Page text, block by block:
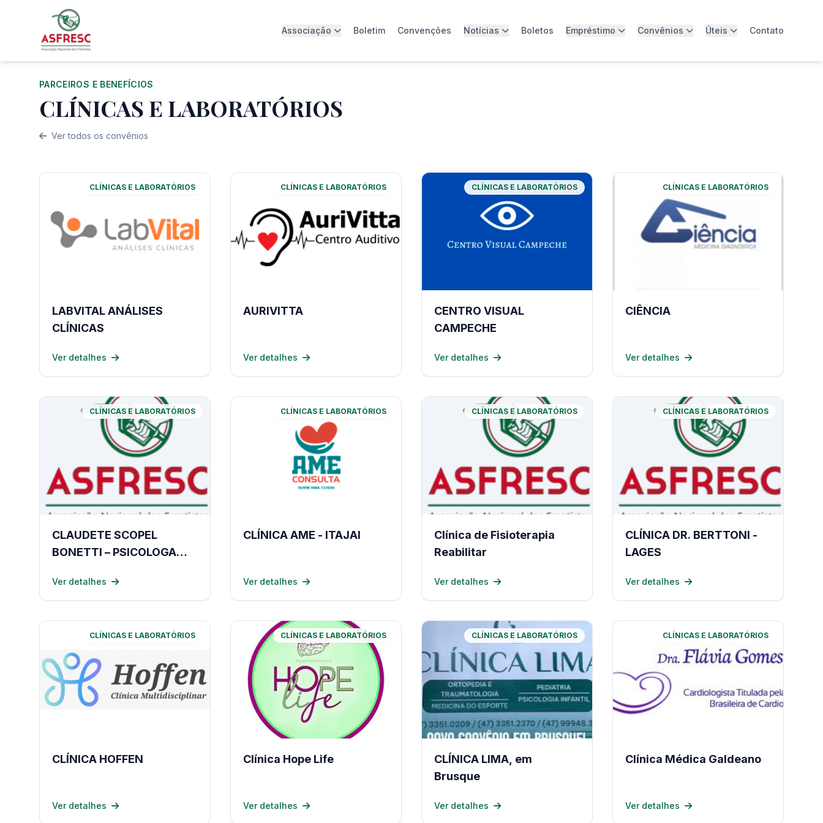
Associação Boletim Convenções Notícias Boletos Empréstimo Convênios Úteis Contato
PARCEIROS E BENEFÍCIOS
CLÍNICAS E LABORATÓRIOS
Ver todos os convênios
CLÍNICAS E LABORATÓRIOS
LABVITAL ANÁLISES
CLÍNICAS
Ver detalhes
CLÍNICAS E LABORATÓRIOS
AURIVITTA
Ver detalhes
CLÍNICAS E LABORATÓRIOS
CENTRO VISUAL
CAMPECHE
Ver detalhes
CLÍNICAS E LABORATÓRIOS
CIÊNCIA
Ver detalhes
CLÍNICAS E LABORATÓRIOS
CLAUDETE SCOPEL
BONETTI – PSICOLOGA
Ver detalhes
CLÍNICAS E LABORATÓRIOS
CLÍNICA AME - ITAJAI
Ver detalhes
CLÍNICAS E LABORATÓRIOS
Clínica de Fisioterapia
Reabilitar
Ver detalhes
CLÍNICAS E LABORATÓRIOS
CLÍNICA DR. BERTTONI -
LAGES
Ver detalhes
CLÍNICAS E LABORATÓRIOS
CLÍNICA HOFFEN
Ver detalhes
CLÍNICAS E LABORATÓRIOS
Clínica Hope Life
Ver detalhes
CLÍNICAS E LABORATÓRIOS
CLÍNICA LIMA, em
Brusque
Ver detalhes
CLÍNICAS E LABORATÓRIOS
Clínica Médica Galdeano
Ver detalhes